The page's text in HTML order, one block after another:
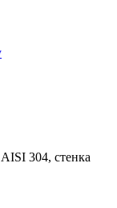
304, стенка